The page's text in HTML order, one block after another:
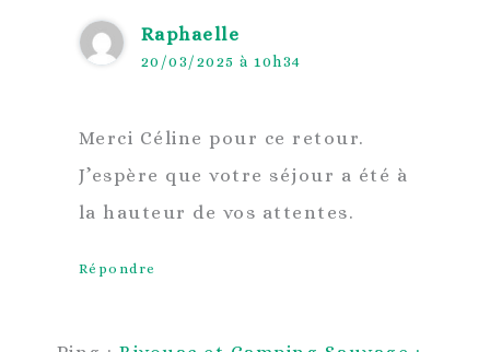
Raphaelle
20/03/2025 à 10h34
Merci Céline pour ce retour.
J’espère que votre séjour a été à
la hauteur de vos attentes.
Répondre